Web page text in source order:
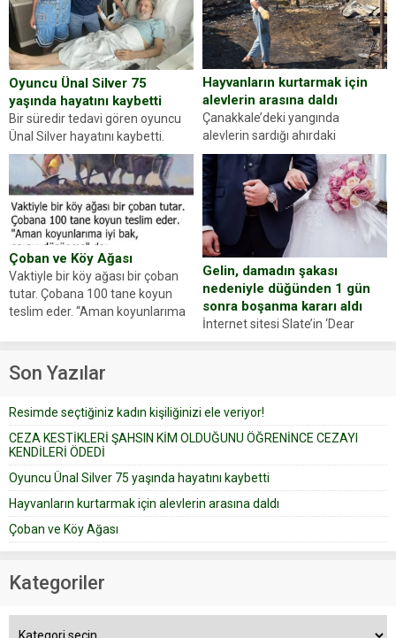
sorup belgelerini istedi. Sürücü
Abdurrahman Ö.nün verdiği
evraklarda eksik olduğunu...
Oyuncu Ünal Silver 75
yaşında hayatını kaybetti
Bir süredir tedavi gören oyuncu
Ünal Silver hayatını kaybetti.
Haberi, oyuncunun menajerlik
ajansı duyurdu. Renda Güner,
sosyal medya hesabında “Usta
Oyuncumuz ve çok değerli
dostumuz...
Hayvanların kurtarmak için
alevlerin arasına daldı
Çanakkale’deki yangında
alevlerin sardığı ahırdaki
hayvanlarını kurtarmak isteyen
Zeki Demir (66) ölümden döndü.
Yüzünde ve ellerinde yanıklar
oluşan Demir, kâbus dolu anları
anlattı… Merkeze bağlı...
Çoban ve Köy Ağası
Vaktiyle bir köy ağası bir çoban
tutar. Çobana 100 tane koyun
teslim eder. “Aman koyunlarıma
Gelin, damadın şakası
nedeniyle düğünden 1 gün
sonra boşanma kararı aldı
İnternet sitesi Slate’in ‘Dear
Prudence’ isimli tavsiye köşesine
yapıştırdığı için düğünden...
Son Yazılar
Resimde seçtiğiniz kadın kişiliğinizi ele veriyor!
CEZA KESTİKLERİ ŞAHSIN KİM OLDUĞUNU ÖĞRENİNCE CEZAYI
KENDİLERİ ÖDEDİ
Oyuncu Ünal Silver 75 yaşında hayatını kaybetti
Hayvanların kurtarmak için alevlerin arasına daldı
Çoban ve Köy Ağası
Kategoriler